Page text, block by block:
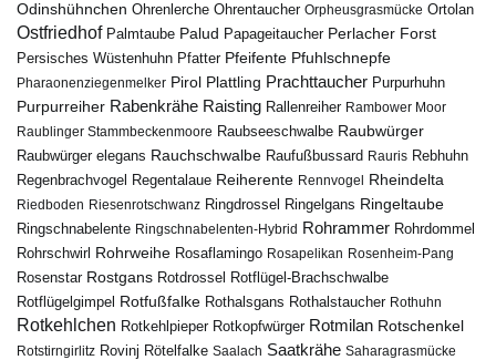
Odinshühnchen Ohrenlerche Ohrentaucher Orpheusgrasmücke Ortolan
Ostfriedhof Palmtaube Palud Papageitaucher Perlacher Forst
Persisches Wüstenhuhn Pfatter Pfeifente Pfuhlschnepfe
Pharaonenziegenmelker Pirol Plattling Prachttaucher Purpurhuhn
Purpurreiher Rabenkrähe Raisting Rallenreiher Rambower Moor
Raublinger Stammbeckenmoore Raubseeschwalbe Raubwürger
Raubwürger elegans Rauchschwalbe Raufußbussard Rauris Rebhuhn
Regenbrachvogel Regentalaue Reiherente Rennvogel Rheindelta
Riedboden Riesenrotschwanz Ringdrossel Ringelgans Ringeltaube
Ringschnabelente Ringschnabelenten-Hybrid Rohrammer Rohrdommel
Rohrschwirl Rohrweihe Rosaflamingo Rosapelikan Rosenheim-Pang
Rosenstar Rostgans Rotdrossel
Rotflügel-Brachschwalbe
Rotflügelgimpel Rotfußfalke Rothalsgans Rothalstaucher Rothuhn
Rotkehlchen Rotkehlpieper Rotkopfwürger Rotmilan Rotschenkel
Rotstirngirlitz Rovinj Rötelfalke Saalach Saatkrähe Saharagrasmücke